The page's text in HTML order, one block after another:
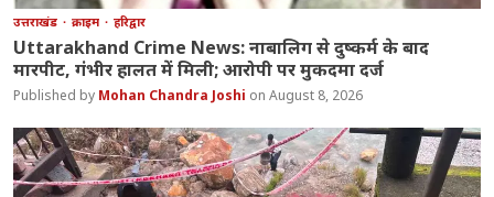
उत्तराखंड क्राइम हरिद्वार
Uttarakhand Crime News: नाबालिग से दुष्कर्म के बाद
मारपीट, गंभीर हालत में मिली; आरोपी पर मुकदमा दर्ज
Mohan Chandra Joshi August 8, 2026